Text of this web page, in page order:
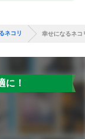
ネコリ 幸せになるネコ
に！